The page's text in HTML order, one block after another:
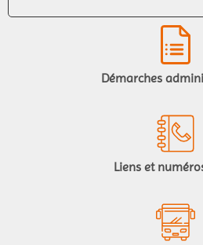
Démarches
Liens et